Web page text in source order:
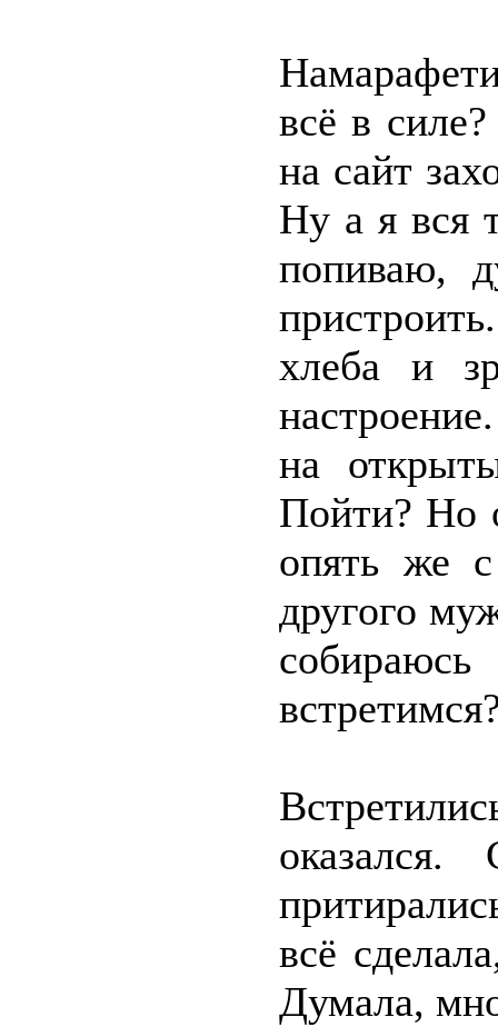
всё в
на сайт
Ну а я вся
попиваю,
хлеба и
на
Пойти? Но
опять же
другого
оказался.
всё
Думала,